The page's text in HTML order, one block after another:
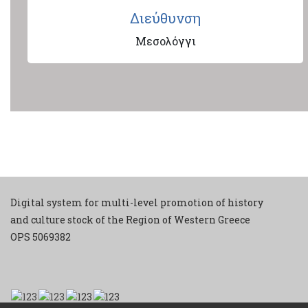
Διεύθυνση
Μεσολόγγι
Digital system for multi-level promotion of history
and culture stock of the Region of Western Greece
ΟPS 5069382